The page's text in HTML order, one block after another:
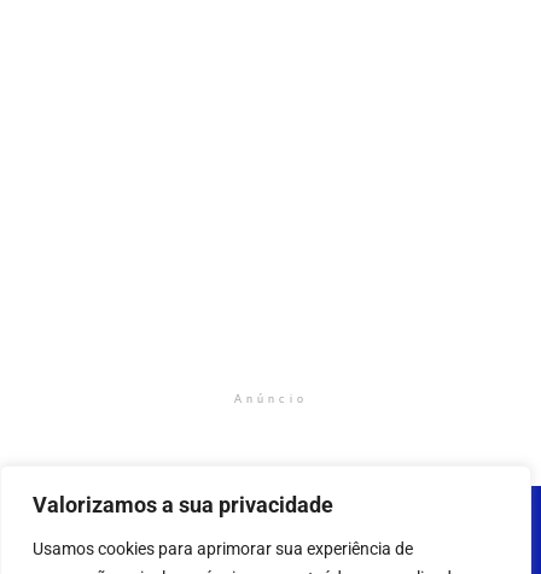
Valorizamos a sua privacidade
Usamos cookies para aprimorar sua experiência de
Anúncio